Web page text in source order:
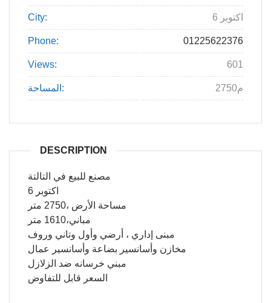
City: 6 اكتوبر
Phone: 01225622376
Views: 601
المساحة: 2750م
DESCRIPTION
مصنع للبيع في التالتة
6 اكتوبر
مساحة الأرض ،2750 متر
مباني،1610 متر
مبنى إداري ، أرضي وأول وتاني وروف
مخازن وأسانسير بضاعة وأسانسير عمال
مبني خرسانه ضد الزلازل
السعر قابل للتفاوض